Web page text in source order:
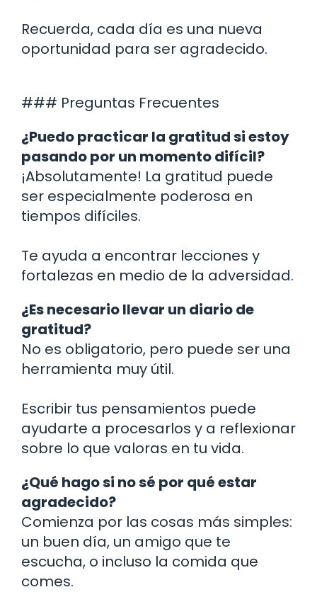
Recuerda, cada día es una nueva
oportunidad para ser agradecido.
### Preguntas Frecuentes
¿Puedo practicar la gratitud si estoy
pasando por un momento difícil?
¡Absolutamente! La gratitud puede
ser especialmente poderosa en
tiempos difíciles.
Te ayuda a encontrar lecciones y
fortalezas en medio de la adversidad.
¿Es necesario llevar un diario de
gratitud?
No es obligatorio, pero puede ser una
herramienta muy útil.
Escribir tus pensamientos puede
ayudarte a procesarlos y a reflexionar
sobre lo que valoras en tu vida.
¿Qué hago si no sé por qué estar
agradecido?
Comienza por las cosas más simples:
un buen día, un amigo que te
escucha, o incluso la comida que
comes.